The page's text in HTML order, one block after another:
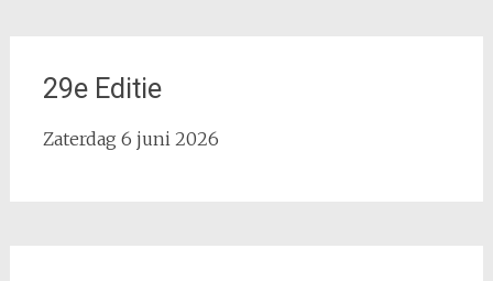
29e Editie
Zaterdag 6 juni 2026